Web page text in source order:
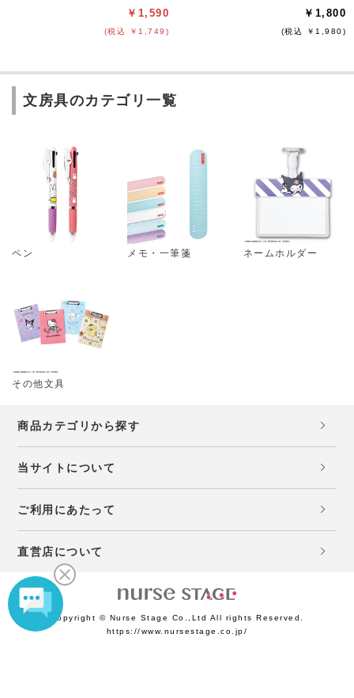
￥1,590
(税込 ￥1,749)
￥1,800
(税込 ￥1,980)
文房具のカテゴリ一覧
ペン メモ・一筆箋 ネームホルダー
その他文具
商品カテゴリから探す
当サイトについて
ご利用にあたって
直営店について
Copyright © Nurse Stage Co.,Ltd All rights Reserved.
https://www.nursestage.co.jp/